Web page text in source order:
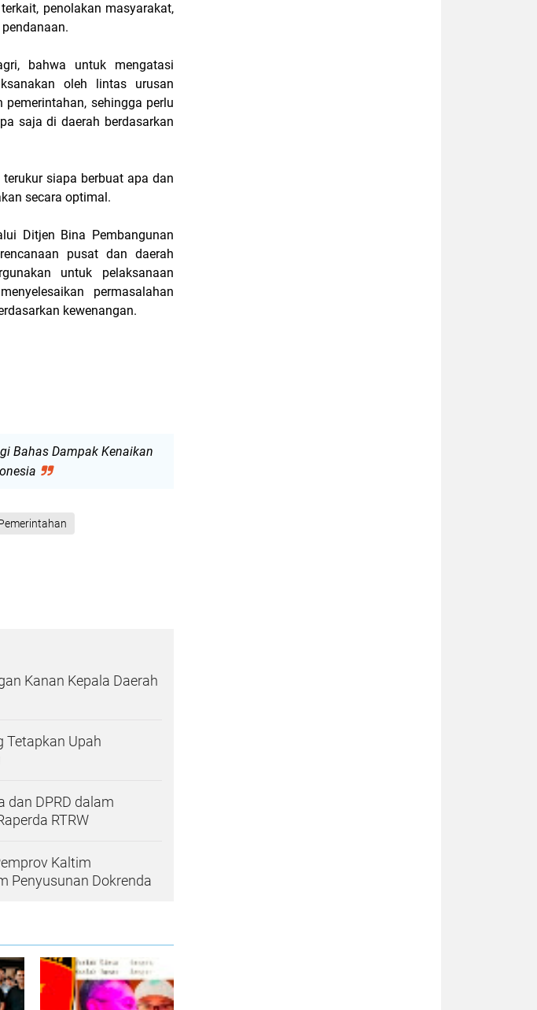
penolakan masyarakat,
bahwa untuk mengatasi
oleh lintas urusan
sehingga perlu
saja di daerah berdasarkan
siapa berbuat apa dan
secara optimal.
Ditjen Bina Pembangunan
pusat dan daerah
untuk pelaksanaan
permasalahan
kewenangan.
Bahas Dampak Kenaikan
Kanan Kepala Daerah
Tetapkan Upah
dan DPRD dalam
RTRW
Kaltim
Penyusunan Dokrenda